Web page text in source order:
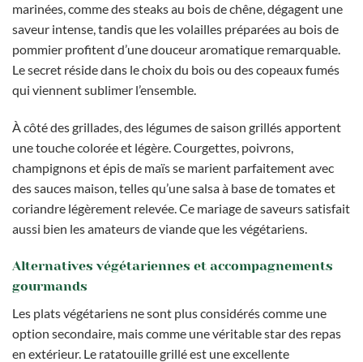
marinées, comme des steaks au bois de chêne, dégagent une
saveur intense, tandis que les volailles préparées au bois de
pommier profitent d’une douceur aromatique remarquable.
Le secret réside dans le choix du bois ou des copeaux fumés
qui viennent sublimer l’ensemble.
À côté des grillades, des légumes de saison grillés apportent
une touche colorée et légère. Courgettes, poivrons,
champignons et épis de maïs se marient parfaitement avec
des sauces maison, telles qu’une salsa à base de tomates et
coriandre légèrement relevée. Ce mariage de saveurs satisfait
aussi bien les amateurs de viande que les végétariens.
Alternatives végétariennes et accompagnements
gourmands
Les plats végétariens ne sont plus considérés comme une
option secondaire, mais comme une véritable star des repas
en extérieur. Le ratatouille grillé est une excellente